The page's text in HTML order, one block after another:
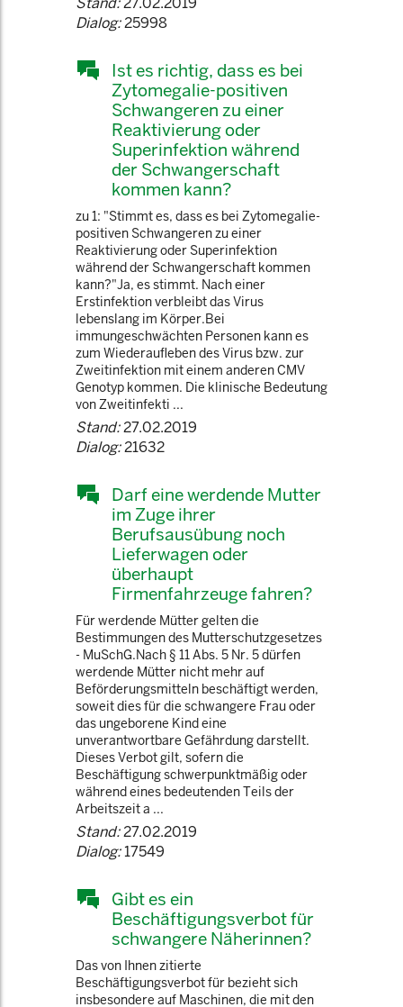
Dialog:25998
Ist es richtig, dass es bei
Zytomegalie-positiven
Schwangeren zu einer
Reaktivierung oder
Superinfektion während
der Schwangerschaft
kommen kann?
zu 1: "Stimmt es, dass es bei Zytomegalie-
positiven Schwangeren zu einer
Reaktivierung oder Superinfektion
während der Schwangerschaft kommen
kann?"Ja, es stimmt. Nach einer
Erstinfektion verbleibt das Virus
lebenslang im Körper.Bei
immungeschwächten Personen kann es
zum Wiederaufleben des Virus bzw. zur
Zweitinfektion mit einem anderen CMV
Genotyp kommen. Die klinische Bedeutung
von Zweitinfekti ...
Stand:27.02.2019
Dialog:21632
Darf eine werdende Mutter
im Zuge ihrer
Berufsausübung noch
Lieferwagen oder
überhaupt
Firmenfahrzeuge fahren?
Für werdende Mütter gelten die
Bestimmungen des Mutterschutzgesetzes
- MuSchG.Nach § 11 Abs. 5 Nr. 5 dürfen
werdende Mütter nicht mehr auf
Beförderungsmitteln beschäftigt werden,
soweit dies für die schwangere Frau oder
das ungeborene Kind eine
unverantwortbare Gefährdung darstellt.
Dieses Verbot gilt, sofern die
Beschäftigung schwerpunktmäßig oder
während eines bedeutenden Teils der
Arbeitszeit a ...
Stand:27.02.2019
Dialog:17549
Gibt es ein
Beschäftigungsverbot für
schwangere Näherinnen?
Das von Ihnen zitierte
Beschäftigungsverbot für bezieht sich
insbesondere auf Maschinen, die mit den